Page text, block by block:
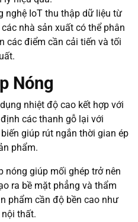
nghệ IoT thu thập dữ liệu từ
nhà sản xuất có thể phân
các điểm cần cải tiến và tối
Nóng
nhiệt độ cao kết hợp với
các thanh gỗ lại với
giúp rút ngắn thời gian ép
phẩm.
nóng giúp mối ghép trở nên
ra bề mặt phẳng và thẩm
phẩm cần độ bền cao như
thất.